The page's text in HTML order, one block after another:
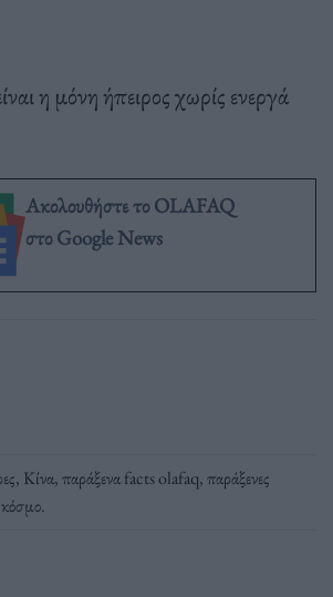
η μόνη ήπειρος χωρίς ενεργά
Ακολουθήστε το OLAFAQ
στο Google News
, Κίνα,παράξενα facts olafaq,παράξενες
κόσμο.